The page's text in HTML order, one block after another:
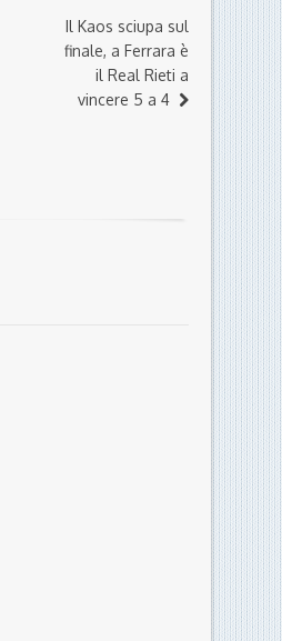
Il Kaos sciupa sul
finale, a Ferrara è
il Real Rieti a
vincere 5 a 4